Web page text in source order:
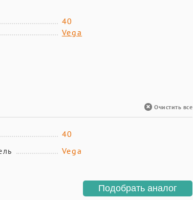
40
Vega
Очистить все
40
Vega
Подобрать аналог